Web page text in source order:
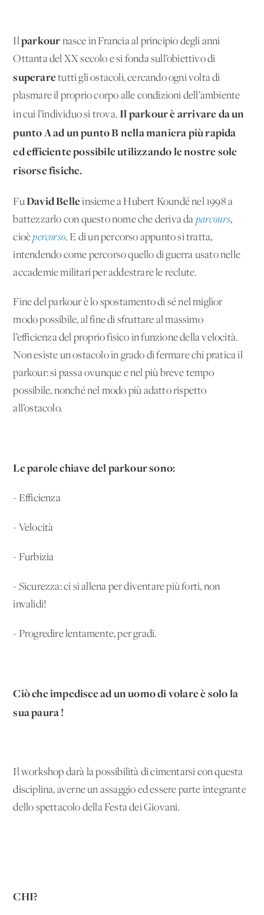
Ilparkour nasce in Francia al principio degli anni
Ottanta del XX secolo e si fonda sull’obiettivo di
superaretutti gli ostacoli, cercando ogni volta di
plasmare il proprio corpo alle condizioni dell’ambiente
in cui l’individuo si trova.Il parkour è arrivare da un
punto A ad un punto B nella maniera più rapida
ed efficiente possibile utilizzando le nostre sole
risorse fisiche.
FuDavid Belleinsieme a Hubert Koundé nel 1998 a
battezzarlo con questo nome che deriva da parcours,
cioèpercorso. E di un percorso appunto si tratta,
intendendo come percorso quello di guerra usato nelle
accademie militari per addestrare le reclute.
Fine del parkour è lo spostamento di sé nel miglior
modo possibile, al fine di sfruttare al massimo
l’efficienza del proprio fisico in funzione della velocità.
Non esiste un ostacolo in grado di fermare chi pratica il
parkour: si passa ovunque e nel più breve tempo
possibile, nonché nel modo più adatto rispetto
all’ostacolo.
Le parole chiave del parkour sono:
- Efficienza
- Velocità
- Furbizia
- Sicurezza: ci si allena per diventare più forti, non
invalidi!
- Progredire lentamente, per gradi.
Ciò che impedisce ad un uomo di volare è solo la
sua paura !
Il workshop darà la possibilità di cimentarsi con questa
disciplina, averne un assaggio ed essere parte integrante
dello spettacolo della Festa dei Giovani.
CHI?